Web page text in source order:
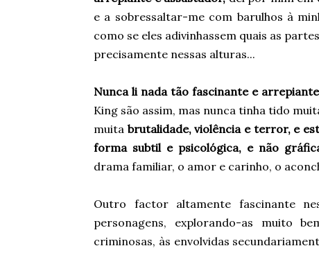
e a sobressaltar-me com barulhos à
como se eles adivinhassem quais as
precisamente nessas alturas...
Nunca li nada tão fascinante e
King são assim, mas nunca tinha tido
muita brutalidade, violência e terror, e
forma subtil e psicológica, e não
drama familiar, o amor e carinho, o
Outro factor altamente fascinante
personagens, explorando-as muito
criminosas, às envolvidas